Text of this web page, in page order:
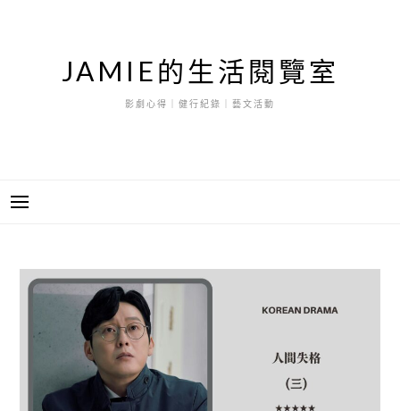
JAMIE的生活閱覽室
影劇心得｜健行紀錄｜藝文活動